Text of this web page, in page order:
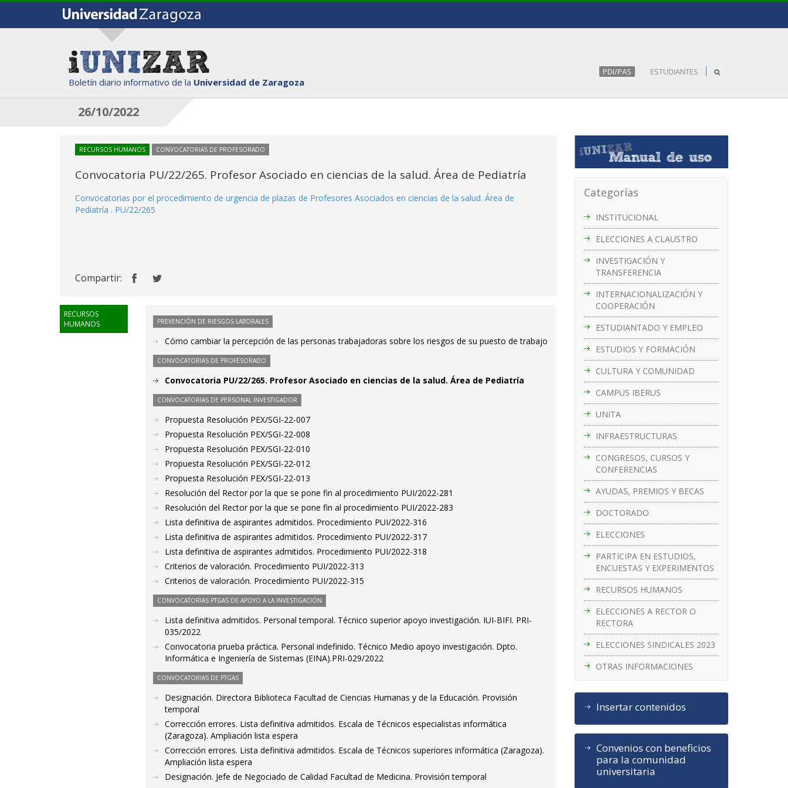
Boletín diario informativo de la Universidad de Zaragoza
PDI/PAS ESTUDIANTES
26/10/2022
Categorías
INSTITUCIONAL
ELECCIONES A CLAUSTRO
INVESTIGACIÓN Y
TRANSFERENCIA
INTERNACIONALIZACIÓN Y
COOPERACIÓN
ESTUDIANTADO Y EMPLEO
ESTUDIOS Y FORMACIÓN
CULTURA Y COMUNIDAD
CAMPUS IBERUS
UNITA
INFRAESTRUCTURAS
CONGRESOS, CURSOS Y
CONFERENCIAS
AYUDAS, PREMIOS Y BECAS
DOCTORADO
ELECCIONES
PARTICIPA EN ESTUDIOS,
ENCUESTAS Y EXPERIMENTOS
RECURSOS HUMANOS
ELECCIONES A RECTOR O
RECTORA
ELECCIONES SINDICALES 2023
OTRAS INFORMACIONES
Insertar contenidos
Convenios con beneficios
para la comunidad
universitaria
RECURSOS HUMANOS CONVOCATORIAS DE PROFESORADO
Convocatoria PU/22/265. Profesor Asociado en ciencias de la salud. Área de Pediatría
Convocatorias por el procedimiento de urgencia de plazas de Profesores Asociados en ciencias de la salud. Área de
Pediatría . PU/22/265
Compartir:
RECURSOS
HUMANOS
PREVENCIÓN DE RIESGOS LABORALES
Cómo cambiar la percepción de las personas trabajadoras sobre los riesgos de su puesto de trabajo
CONVOCATORIAS DE PROFESORADO
Convocatoria PU/22/265. Profesor Asociado en ciencias de la salud. Área de Pediatría
CONVOCATORIAS DE PERSONAL INVESTIGADOR
Propuesta Resolución PEX/SGI-22-007
Propuesta Resolución PEX/SGI-22-008
Propuesta Resolución PEX/SGI-22-010
Propuesta Resolución PEX/SGI-22-012
Propuesta Resolución PEX/SGI-22-013
Resolución del Rector por la que se pone fin al procedimiento PUI/2022-281
Resolución del Rector por la que se pone fin al procedimiento PUI/2022-283
Lista definitiva de aspirantes admitidos. Procedimiento PUI/2022-316
Lista definitiva de aspirantes admitidos. Procedimiento PUI/2022-317
Lista definitiva de aspirantes admitidos. Procedimiento PUI/2022-318
Criterios de valoración. Procedimiento PUI/2022-313
Criterios de valoración. Procedimiento PUI/2022-315
CONVOCATORIAS PTGAS DE APOYO A LA INVESTIGACIÓN
Lista definitiva admitidos. Personal temporal. Técnico superior apoyo investigación. IUI-BIFI. PRI-
035/2022
Convocatoria prueba práctica. Personal indefinido. Técnico Medio apoyo investigación. Dpto.
Informática e Ingeniería de Sistemas (EINA).PRI-029/2022
CONVOCATORIAS DE PTGAS
Designación. Directora Biblioteca Facultad de Ciencias Humanas y de la Educación. Provisión
temporal
Corrección errores. Lista definitiva admitidos. Escala de Técnicos especialistas informática
(Zaragoza). Ampliación lista espera
Corrección errores. Lista definitiva admitidos. Escala de Técnicos superiores informática (Zaragoza).
Ampliación lista espera
Designación. Jefe de Negociado de Calidad Facultad de Medicina. Provisión temporal